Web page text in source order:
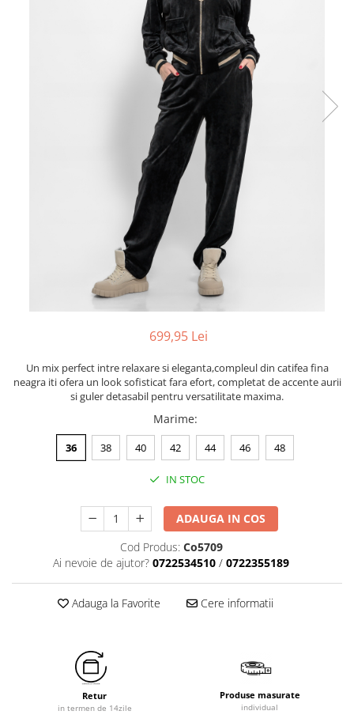
699,95 Lei
Un mix perfect intre relaxare si eleganta,compleul din catifea fina
neagra iti ofera un look sofisticat fara efort, completat de accente aurii
si guler detasabil pentru versatilitate maxima.
Marime:
36 38 40 42 44 46 48
IN STOC
ADAUGA IN COS
Cod Produs: Co5709
Ai nevoie de ajutor? 0722534510 / 0722355189
Adauga la Favorite Cere informatii
Retur
in termen de 14zile
Produse masurate
individual